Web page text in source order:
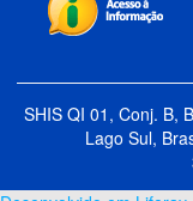
SHIS QI 01, Conj. B,
Lago Sul,